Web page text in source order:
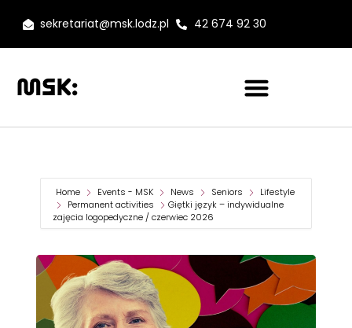
sekretariat@msk.lodz.pl 42 674 92 30
Home Events - MSK News Seniors
Lifestyle
Permanent activities
Giętki język – indywidualne
zajęcia logopedyczne / czerwiec 2026